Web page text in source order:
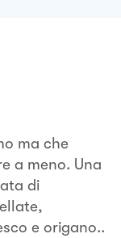
ma che
a meno. Una
di
e origano..